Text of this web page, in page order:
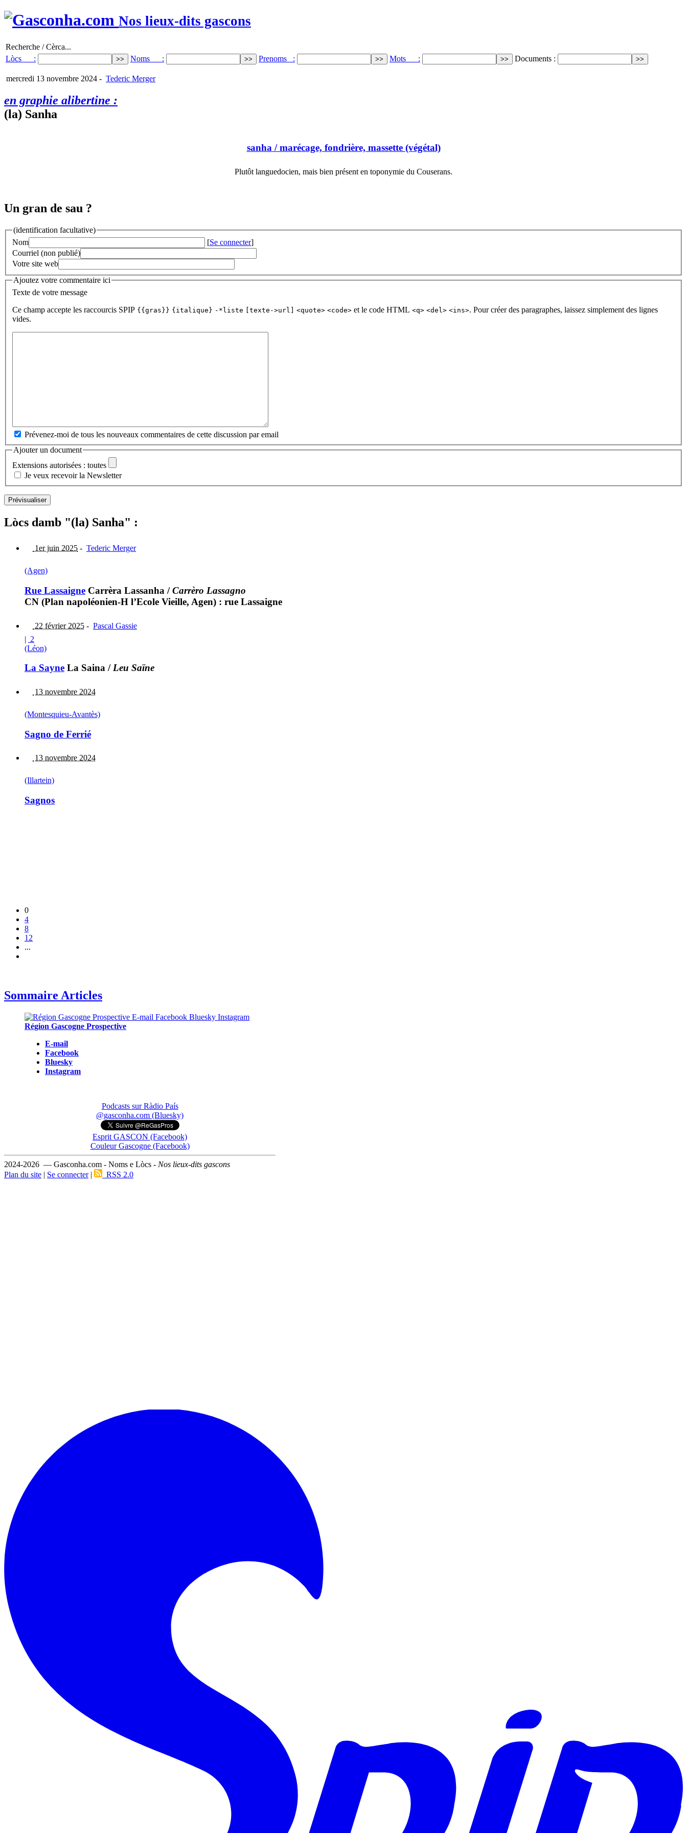
Nos lieux-dits gascons
Recherche / Cèrca...
Lòcs :
Noms : Prenoms : Mots : Documents :
mercredi 13 novembre 2024 - Tederic Merger
en graphie alibertine :
(la) Sanha
sanha/ marécage, fondrière, massette (végétal)
Plutôt languedocien, mais bien présent en toponymie du Couserans.
Un gran de sau ?
(identification facultative)
Nom
[Se connecter]
Courriel (non publié)
Votre site web
Ajoutez votre commentaire ici
Texte de votre message
Ce champ accepte les raccourcis SPIP {{gras}} {italique} -*liste [texte->url] <quote> <code> et le code HTML <q> <del> <ins>. Pour créer des paragraphes, laissez simplement des lignes
vides.
Prévenez-moi de tous les nouveaux commentaires de cette discussion par email
Ajouter un document
Extensions autorisées : toutes
Je veux recevoir la Newsletter
Lòcs damb "(la) Sanha" :
1er juin 2025 - Tederic Merger
(Agen)
Rue Lassaigne Carrèra Lassanha /Carrèro Lassagno
CN (Plan napoléonien-H l’Ecole Vieille, Agen) : rue Lassaigne
22 février 2025 - Pascal Gassie
| 2
(Léon)
La Sayne La Saina /Leu Saïne
13 novembre 2024
(Montesquieu-Avantès)
Sagno de Ferrié
13 novembre 2024
(Illartein)
Sagnos
0
4
8
12
...
Sommaire Articles
Région Gascogne Prospective
E-mail
Facebook
Bluesky
Instagram
Podcasts sur Ràdio País
@gasconha.com (Bluesky)
Esprit GASCON (Facebook)
Couleur Gascogne (Facebook)
2024-2026 — Gasconha.com - Noms e Lòcs - Nos lieux-dits gascons
Plan du site | Se connecter| RSS 2.0